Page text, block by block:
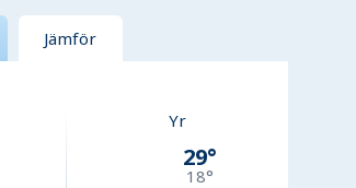
Jämför
Yr
29°
18°